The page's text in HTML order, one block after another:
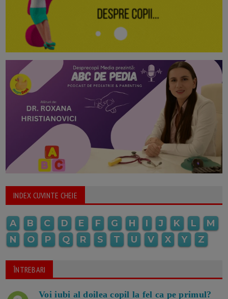
INDEX CUVINTE CHEIE
A B C D E F G H I J K L
M
N
O P Q R S T U V X Y Z
ÎNTREBARI
Voi iubi al doilea copil la fel ca pe primul?